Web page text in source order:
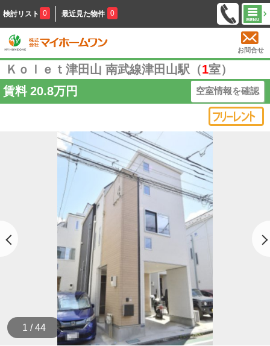
検討リスト 0 最近見た物件 0
お問合せ
Ｋｏｌｅｔ津田山 南武線津田山駅（1室）
賃料 20.8万円 空室情報を確認
1 / 44